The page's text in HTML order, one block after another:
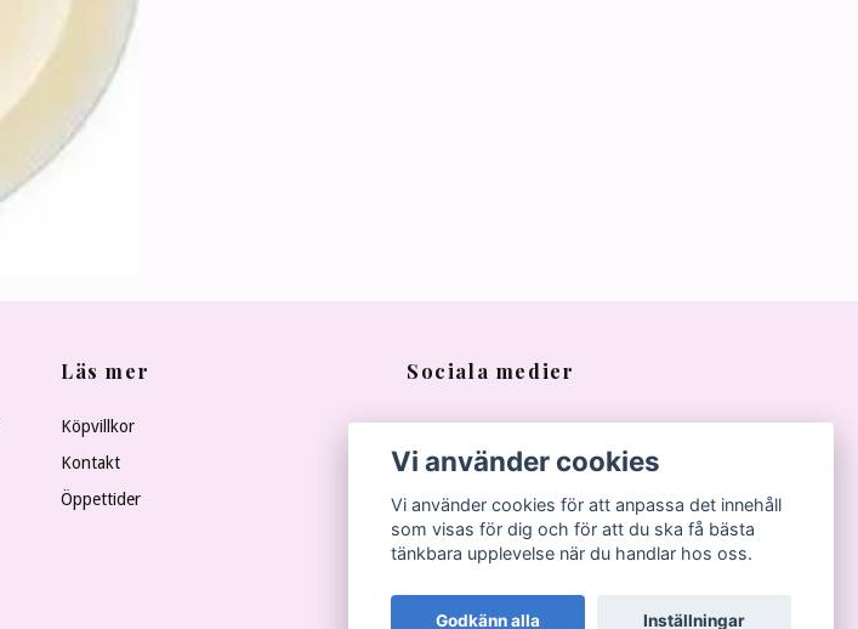
Läs mer
Köpvillkor
Kontakt
Öppettider
Sociala medier
Vi använder cookies
Vi använder cookies för att anpassa det innehåll
som visas för dig och för att du ska få bästa
tänkbara upplevelse när du handlar hos oss.
Godkänn alla Inställningar